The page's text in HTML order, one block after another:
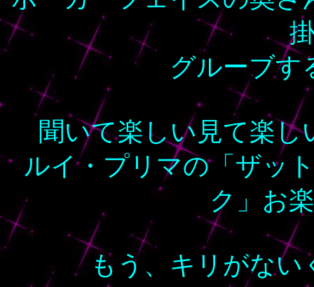
グルーブす
聞いて楽しい見て楽
ルイ・プリマの「ザッ
ク」お
もう、キリがな